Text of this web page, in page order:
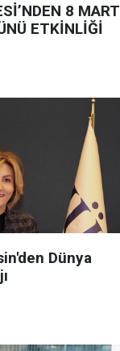
8 MART
ETKİNLİĞİ
Dünya